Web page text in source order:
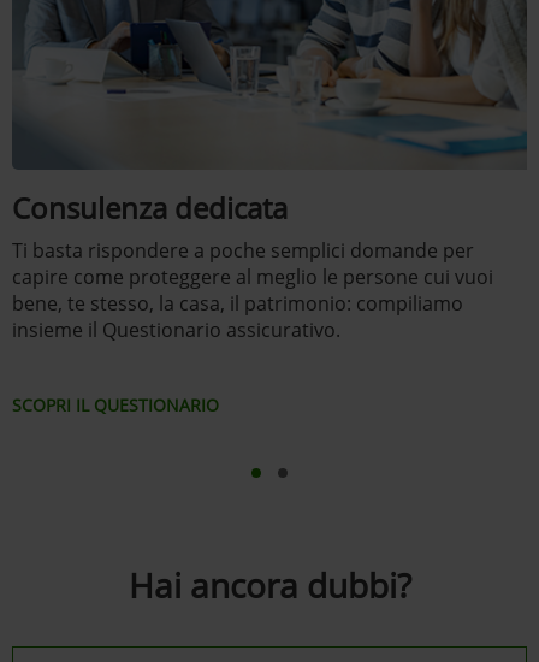
Consulenza dedicata
Ti basta rispondere a poche semplici domande per
capire come proteggere al meglio le persone cui vuoi
bene, te stesso, la casa, il patrimonio: compiliamo
insieme il Questionario assicurativo.
SCOPRI IL QUESTIONARIO
Hai ancora dubbi?